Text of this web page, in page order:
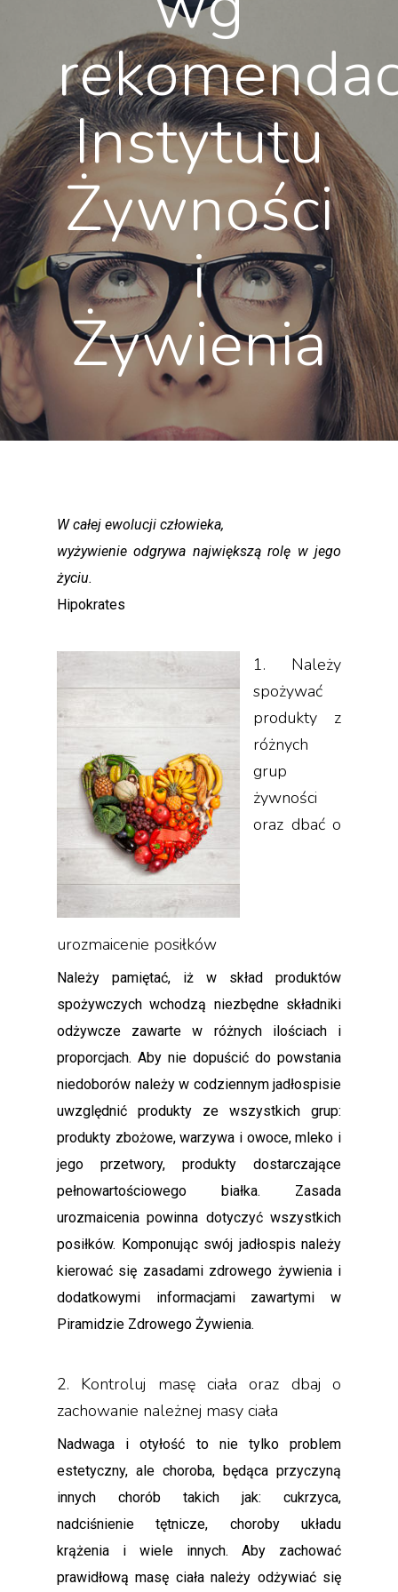
Instytutu
Żywności
i
Żywienia
W całej ewolucji człowieka,
wyżywienie odgrywa największą rolę w jego
życiu.
Hipokrates
1. Należy
spożywać
produkty z
różnych
grup
żywności
oraz dbać o
urozmaicenie posiłków
Należy pamiętać, iż w skład produktów
spożywczych wchodzą niezbędne składniki
odżywcze zawarte w różnych ilościach i
proporcjach. Aby nie dopuścić do powstania
niedoborów należy w codziennym jadłospisie
uwzględnić produkty ze wszystkich grup:
produkty zbożowe, warzywa i owoce, mleko i
jego przetwory, produkty dostarczające
pełnowartościowego białka. Zasada
urozmaicenia powinna dotyczyć wszystkich
posiłków. Komponując swój jadłospis należy
kierować się zasadami zdrowego żywienia i
dodatkowymi informacjami zawartymi w
Piramidzie Zdrowego Żywienia.
2. Kontroluj masę ciała oraz dbaj o
zachowanie należnej masy ciała
Nadwaga i otyłość to nie tylko problem
estetyczny, ale choroba, będąca przyczyną
innych chorób takich jak: cukrzyca,
nadciśnienie tętnicze, choroby układu
krążenia i wiele innych. Aby zachować
prawidłową masę ciała należy odżywiać się